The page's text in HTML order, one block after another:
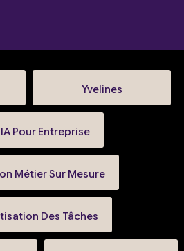
Yvelines
Pour Entreprise
Métier Sur Mesure
Des Tâches